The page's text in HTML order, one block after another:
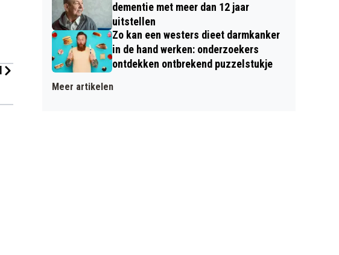
dementie met meer dan 12 jaar
uitstellen
Zo kan een westers dieet darmkanker
in de hand werken: onderzoekers
ontdekken ontbrekend puzzelstukje
Meer artikelen